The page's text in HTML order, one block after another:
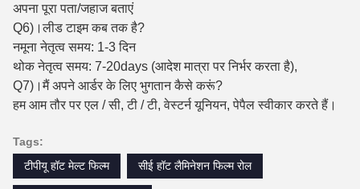
अपना पूरा पता/जहाज बताएं
Q6)।लीड टाइम कब तक है?
नमूना नेतृत्व समय: 1-3 दिन
थोक नेतृत्व समय: 7-20days (आदेश मात्रा पर निर्भर करता है),
Q7)।मैं अपने आर्डर के लिए भुगतान कैसे करूं?
हम आम तौर पर एल / सी, टी / टी, वेस्टर्न यूनियन, पेपैल स्वीकार करते हैं।
Tags:
टीपीयू हॉट मेल्ट फिल्म
सीई हॉट लैमिनेशन फिल्म रोल